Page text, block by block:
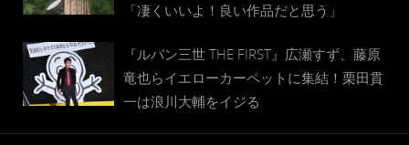
「凄くいいよ！良い作品だと思う」
『ルパン三世 THE FIRST』広瀬すず、藤原
竜也らイエローカーペットに集結！栗田貫
一は浪川大輔をイジる